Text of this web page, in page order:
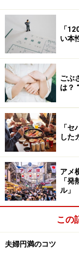
勤
兆候ポイント
兆候ポイント3:
兆候ポイント
兆候ポイント
賢い妻は、浮
兆候ポイン
や休日出勤
旦那様の泊りがけ
気の兆候の可能性も
旦那様が浮気相手
「
い本
ごぶ
は？
「
した
アメ
「
ル」
この
夫婦円満のコツ